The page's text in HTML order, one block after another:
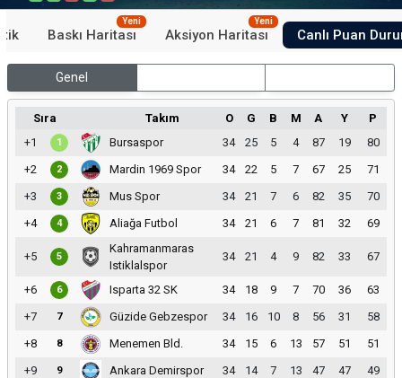
Baskı Haritası
Yeni
Aksiyon Haritası
Yeni
Canlı Puan
Genel
Sıra Takım O G B M A Y
P
+1
1 Bursaspor 34 25 5 4 87 19
80
+2
2 Mardin 1969 Spor 34 22 5 7 67 25
71
+3
3 Mus Spor 34 21 7 6 82 35
70
+4
4 Aliağa Futbol 34 21 6 7 81 32 69
+5 5
Kahramanmaras
Istiklalspor
34 21 4 9 82 33 67
+6 6 Isparta 32 SK 34 18 9 7 70 36
63
+7
7 Güzide Gebzespor 34 16 10 8 56 31
58
+8
8 Menemen Bld. 34 15 6 13 57 51
51
+9
9 Ankara Demirspor 34 14 7 13 47 47
49